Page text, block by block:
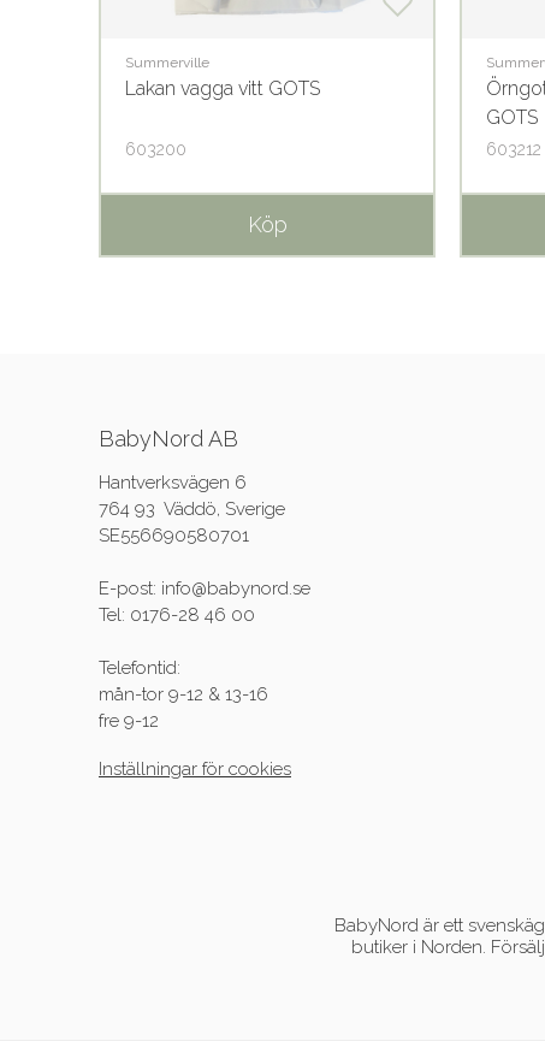
Summerville
Lakan vagga vitt GOTS
603200
Köp
GOTS
603212
BabyNord AB
Hantverksvägen 6
764 93 Väddö, Sverige
SE556690580701
E-post: info@babynord.se
Tel: 0176-28 46 00
Telefontid:
mån-tor 9-12 & 13-16
fre 9-12
Inställningar för cookies
BabyNord är ett
butiker i Norden.